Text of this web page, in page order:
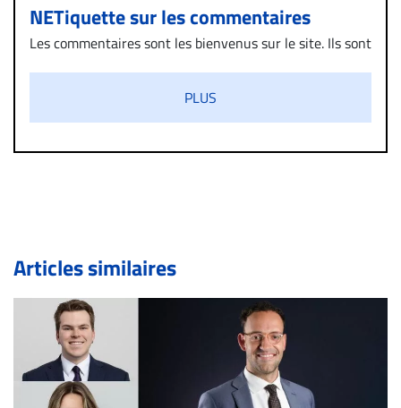
NETiquette sur les commentaires
Les commentaires sont les bienvenus sur le site. Ils sont
diffamatoire. Si malgré cette politique de modération,
un commentaire publié sur le site vous dérange, prenez
immédiatement contact par courriel (info@droit-
de validation, un droit de réponse.
Bien à vous,
La Rédaction de Droit-inc.com
PLUS
Articles similaires